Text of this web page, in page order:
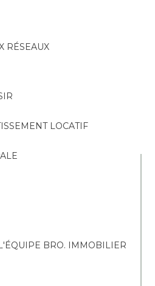
RÉSEAUX
LOCATIF
BRO. IMMOBILIER